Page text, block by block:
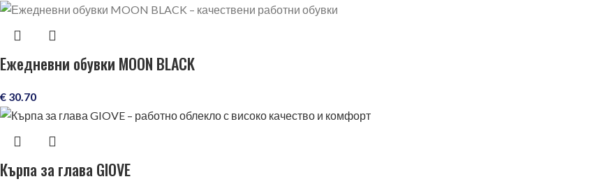
Ежедневни обувки MOON BLACK
€ 30.70
Кърпа за глава GIOVE